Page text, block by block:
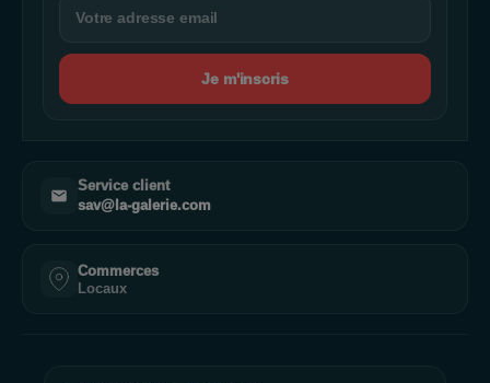
Je m'inscris
Service client
sav@la-galerie.com
Commerces
Locaux